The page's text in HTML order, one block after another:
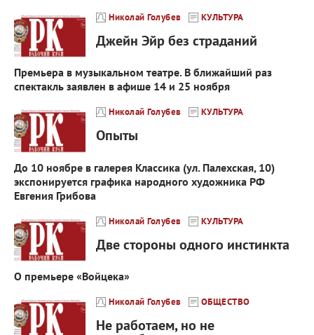
Николай Голубев КУЛЬТУРА
Джейн Эйр без страданий
Премьера в музыкальном театре. В ближайший раз
спектакль заявлен в афише 14 и 25 ноября
Николай Голубев КУЛЬТУРА
Опыты
До 10 ноябре в галерея Классика (ул. Палехская, 10)
экспонируется графика народного художника РФ
Евгения Грибова
Николай Голубев КУЛЬТУРА
Две стороны одного инстинкта
О премьере «Войцека»
Николай Голубев ОБЩЕСТВО
Не работаем, но не